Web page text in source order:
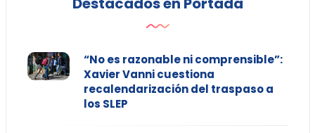
“No es razonable ni comprensible”:
Xavier Vanni cuestiona
recalendarización del traspaso a
los SLEP